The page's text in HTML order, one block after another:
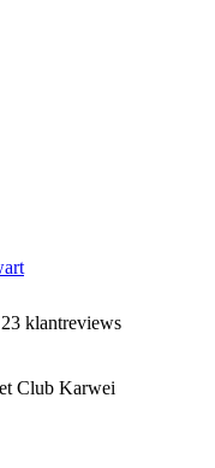
klantreviews
Club Karwei